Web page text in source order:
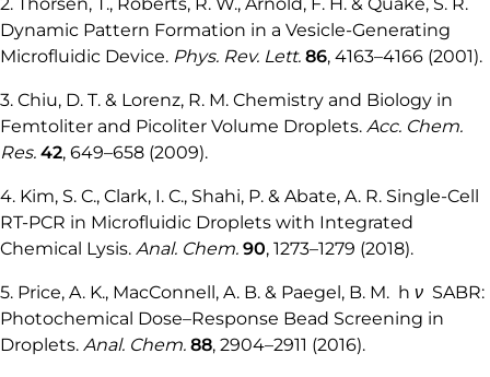
Dynamic Pattern Formation in a Vesicle-Generating
Microfluidic Device. Phys. Rev. Lett. 86, 4163–4166 (2001).
3. Chiu, D. T. & Lorenz, R. M. Chemistry and Biology in
Femtoliter and Picoliter Volume Droplets. Acc. Chem.
Res. 42, 649–658 (2009).
4. Kim, S. C., Clark, I. C., Shahi, P. & Abate, A. R. Single-Cell
RT-PCR in Microfluidic Droplets with Integrated
Chemical Lysis. Anal. Chem. 90, 1273–1279 (2018).
5. Price, A. K., MacConnell, A. B. & Paegel, B. M. h ν SABR:
Photochemical Dose–Response Bead Screening in
Droplets. Anal. Chem. 88, 2904–2911 (2016).